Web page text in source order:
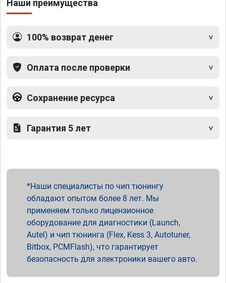
Наши преимущества
100% возврат денег
Оплата после проверки
Сохранение ресурса
Гарантия 5 лет
Наши специалисты по чип тюнингу
обладают опытом более 8 лет. Мы
применяем только лицензионное
оборудование для диагностики (Launch,
Autel) и чип тюнинга (Flex, Kess 3, Autotuner,
Bitbox, PCMFlash), что гарантирует
безопасность для электроники вашего авто.